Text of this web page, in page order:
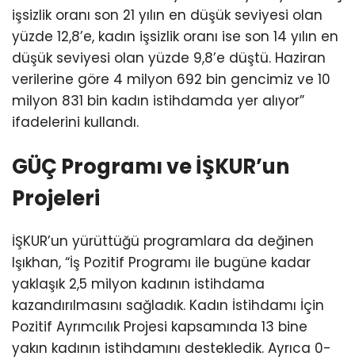
işsizlik oranı son 21 yılın en düşük seviyesi olan
yüzde 12,8’e, kadın işsizlik oranı ise son 14 yılın en
düşük seviyesi olan yüzde 9,8’e düştü. Haziran
verilerine göre 4 milyon 692 bin gencimiz ve 10
milyon 831 bin kadın istihdamda yer alıyor”
ifadelerini kullandı.
GÜÇ Programı ve İŞKUR’un
Projeleri
İŞKUR’un yürüttüğü programlara da değinen
Işıkhan, “İş Pozitif Programı ile bugüne kadar
yaklaşık 2,5 milyon kadının istihdama
kazandırılmasını sağladık. Kadın İstihdamı İçin
Pozitif Ayrımcılık Projesi kapsamında 13 bine
yakın kadının istihdamını destekledik. Ayrıca 0-